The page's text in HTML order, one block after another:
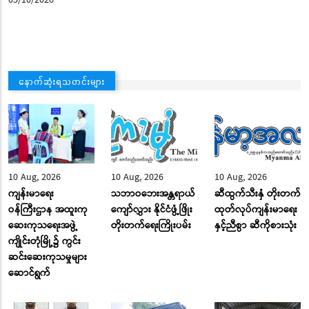
နောက်ဆုံးရသတင်းများ
10 Aug, 2026
ကျန်းမာရေး
ဝန်ကြီးဌာန အထူးကု
ဆေးကုသရေးအဖွဲ့
ကျိုင်းတုံမြို့၌ ကွင်း
ဆင်းဆေးကုသမှုများ
ဆောင်ရွက်
10 Aug, 2026
သဘာဝဘေးအန္တရာယ်
ကျော်လွှား နိုင်ငံဖွံ့ဖြိုး
တိုးတက်ရေးကြိုးပမ်း
10 Aug, 2026
ဆီထွက်သီးနှံ တိုးတက်
ထုတ်လုပ်ကျန်းမာရေး
နှင့်ညီစွာ ဆီကိုစားသုံး